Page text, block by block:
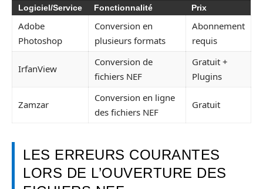
Logiciel/Service Fonctionnalité Prix
Adobe
Photoshop
Conversion en
plusieurs formats
Abonnement
requis
IrfanView
Conversion de
fichiers NEF
Gratuit +
Plugins
Zamzar
Conversion en ligne
des fichiers NEF
Gratuit
LES ERREURS COURANTES
LORS DE L’OUVERTURE DES